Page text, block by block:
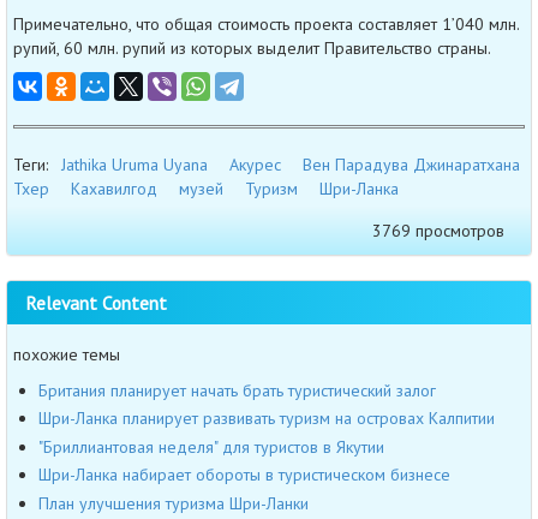
Примечательно, что общая стоимость проекта составляет 1’040 млн.
рупий, 60 млн. рупий из которых выделит Правительство страны.
Теги: Jathika Uruma Uyana Акурес
Вен Парадува Джинаратхана
Тхер
Кахавилгод музей Туризм
Шри-Ланка
3769 просмотров
Relevant Content
похожие темы
Британия планирует начать брать туристический залог
Шри-Ланка планирует развивать туризм на островах Калпитии
"Бриллиантовая неделя" для туристов в Якутии
Шри-Ланка набирает обороты в туристическом бизнесе
План улучшения туризма Шри-Ланки